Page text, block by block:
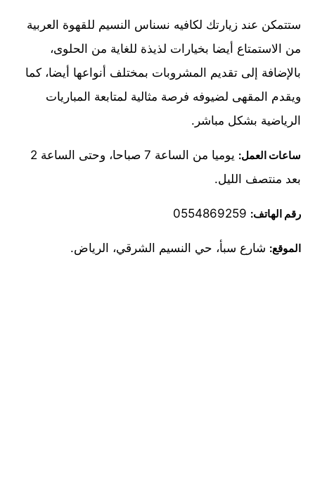
ستتمكن عند زيارتك لكافيه نسناس النسيم للقهوة العربية
من الاستمتاع أيضا بخيارات لذيذة للغاية من الحلوى،
بالإضافة إلى تقديم المشروبات بمختلف أنواعها أيضا، كما
ويقدم المقهى لضيوفه فرصة مثالية لمتابعة المباريات
الرياضية بشكل مباشر.
ساعات العمل:
يوميا من الساعة 7 صباحا، وحتى الساعة 2
بعد منتصف الليل.
رقم الهاتف:
الموقع: شارع سبأ، حي النسيم الشرقي، الرياض.